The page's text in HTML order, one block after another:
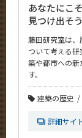
あなたにこ
見つけ出そう
藤田研究室は
ついて考える
築や都市への
す。
建築の歴史
詳細サイ